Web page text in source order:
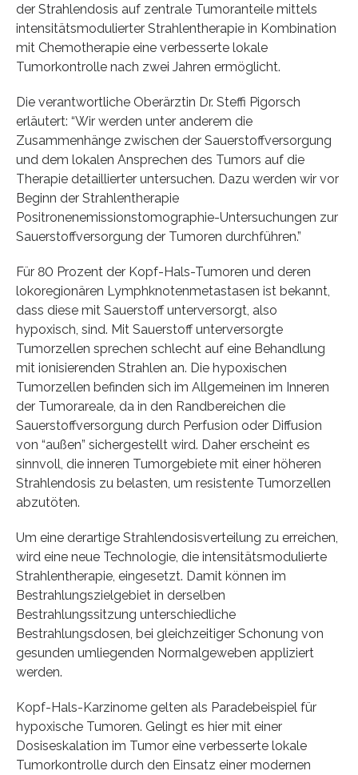
der Strahlendosis auf zentrale Tumoranteile mittels
intensitätsmodulierter Strahlentherapie in Kombination
mit Chemotherapie eine verbesserte lokale
Tumorkontrolle nach zwei Jahren ermöglicht.
Die verantwortliche Oberärztin Dr. Steffi Pigorsch
erläutert: “Wir werden unter anderem die
Zusammenhänge zwischen der Sauerstoffversorgung
und dem lokalen Ansprechen des Tumors auf die
Therapie detaillierter untersuchen. Dazu werden wir vor
Beginn der Strahlentherapie
Positronenemissionstomographie-Untersuchungen zur
Sauerstoffversorgung der Tumoren durchführen.”
Für 80 Prozent der Kopf-Hals-Tumoren und deren
lokoregionären Lymphknotenmetastasen ist bekannt,
dass diese mit Sauerstoff unterversorgt, also
hypoxisch, sind. Mit Sauerstoff unterversorgte
Tumorzellen sprechen schlecht auf eine Behandlung
mit ionisierenden Strahlen an. Die hypoxischen
Tumorzellen befinden sich im Allgemeinen im Inneren
der Tumorareale, da in den Randbereichen die
Sauerstoffversorgung durch Perfusion oder Diffusion
von “außen” sichergestellt wird. Daher erscheint es
sinnvoll, die inneren Tumorgebiete mit einer höheren
Strahlendosis zu belasten, um resistente Tumorzellen
abzutöten.
Um eine derartige Strahlendosisverteilung zu erreichen,
wird eine neue Technologie, die intensitätsmodulierte
Strahlentherapie, eingesetzt. Damit können im
Bestrahlungszielgebiet in derselben
Bestrahlungssitzung unterschiedliche
Bestrahlungsdosen, bei gleichzeitiger Schonung von
gesunden umliegenden Normalgeweben appliziert
werden.
Kopf-Hals-Karzinome gelten als Paradebeispiel für
hypoxische Tumoren. Gelingt es hier mit einer
Dosiseskalation im Tumor eine verbesserte lokale
Tumorkontrolle durch den Einsatz einer modernen